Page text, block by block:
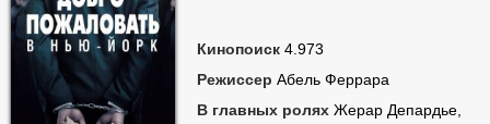
Кинопоиск 4.973
Режиссер Абель Феррара
В главных ролях Жерар Депардье,